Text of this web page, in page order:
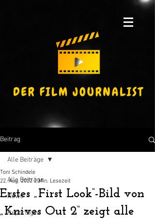
Beitrag
Alle Beiträge
News
Reportagen
Alle Beiträge
Erstes „First Look“-Bild von
„Knives Out 2“ zeigt alle
Toni Schindele
22. Aug. 2022 2 Min. Lesezeit